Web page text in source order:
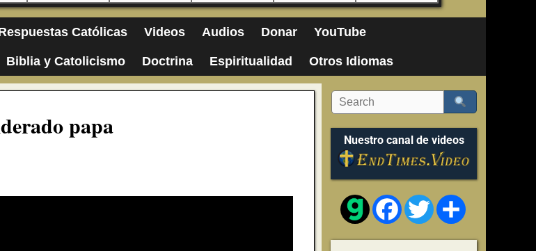
Católicas Videos Audios Donar YouTube
Biblia y Catolicismo Doctrina Espiritualidad Otros Idiomas
papa Nuestro canal de videos
FacebookTwitter